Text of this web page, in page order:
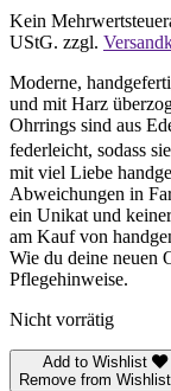
Kein
UStG. zzgl.
Moderne,
und mit Harz
Ohrrings sind aus
federleicht, sodass
mit viel Liebe
Abweichungen in
ein Unikat und
am Kauf von
Wie du deine neuen
Pflegehinweise.
Nicht vorrätig
Add to Wishlist
Remove from Wishlist